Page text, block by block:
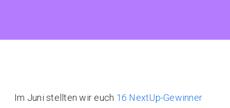
Im Juni stellten wir euch 16 NextUp-Gewinner